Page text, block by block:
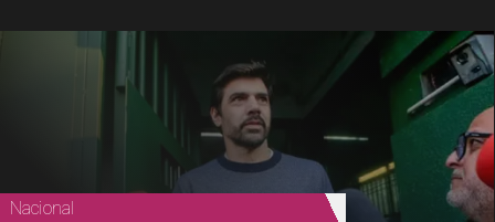
Nacional